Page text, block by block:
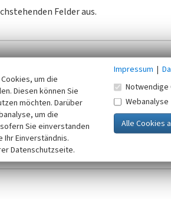
Felder aus.
ausschließlich im Rahmen der KuLaDig-
Datenschutzgesetzes NRW und der seit
Hinweise zumDatenschutz
um die
Diesen können Sie
möchten. Darüber
um die
Sie einverstanden
Ihr Einverständnis.
Datenschutzseite.
Impressum |
Notwendige
Webanalyse